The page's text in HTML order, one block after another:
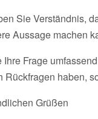
Sie Verständnis,
Aussage machen
Ihre Frage
Rückfragen haben,
Grüßen